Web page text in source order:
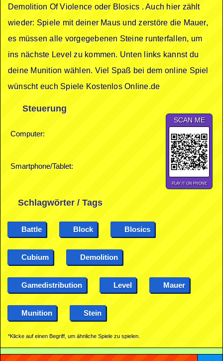
Demolition Of Violence oder Blosics . Auch hier zählt
wieder: Spiele mit deiner Maus und zerstöre die Mauer,
es müssen alle vorgegebenen Steine runterfallen, um
ins nächste Level zu kommen. Unten links kannst du
deine Munition wählen. Viel Spaß bei dem online Spiel
wünscht euch Spiele Kostenlos Online.de
Steuerung
Computer:
Smartphone/Tablet:
SCAN ME
PLAY IT ON PHONE
Schlagwörter / Tags
Battle Block Blosics
Cubium Demolition
Gamedistribution Level Mauer
Munition Stein
*Klicke auf einen Begriff, um ähnliche Spiele zu spielen.